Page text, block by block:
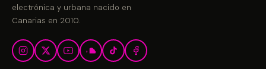
electrónica y urbana nacido en
Canarias en 2010.